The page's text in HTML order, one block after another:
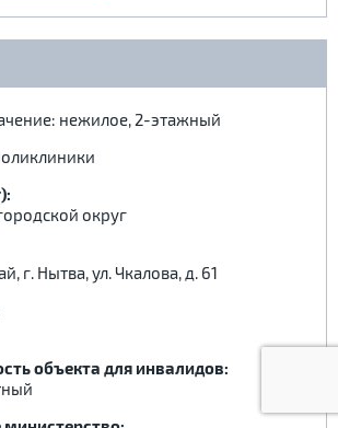
нежилое, 2-этажный
округ
г. Нытва, ул. Чкалова, д. 61
объекта для инвалидов:
жительства: